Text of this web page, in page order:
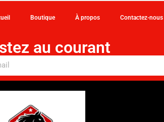
Boutique À propos Contactez-nous
au courant